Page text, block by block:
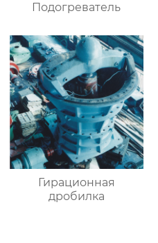
Подогреватель
Гирационная
дробилка